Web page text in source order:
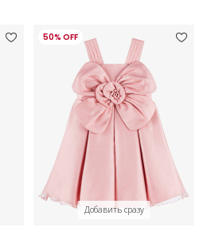
50% OFF
Добавить сразу